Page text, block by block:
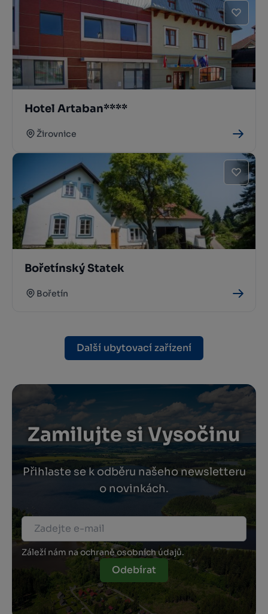
Hotel Artaban****
Žirovnice
Bořetínský Statek
Bořetín
Další ubytovací zařízení
Zamilujte si Vysočinu
Přihlaste se k odběru našeho newsletteru
o novinkách.
Záleží nám na ochraně osobních údajů.
Odebírat